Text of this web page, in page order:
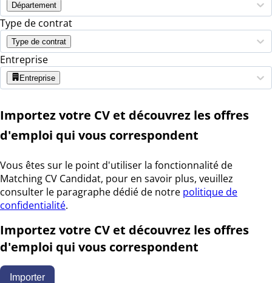
Département
Type de contrat
Type de contrat
Entreprise
Entreprise
Importez votre CV et découvrez les offres
d'emploi qui vous correspondent
Vous êtes sur le point d'utiliser la fonctionnalité de
Matching CV Candidat, pour en savoir plus, veuillez
consulter le paragraphe dédié de notre politique de
confidentialité.
Importez votre CV et découvrez les offres
d'emploi qui vous correspondent
Importer